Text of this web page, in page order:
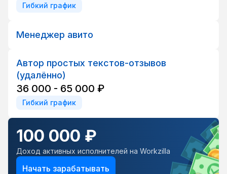
Гибкий график
Менеджер авито
Автор простых текстов-отзывов
(удалённо)
36 000 - 65 000 ₽
Гибкий график
100 000 ₽
Доход активных исполнителей на Workzilla
Начать зарабатывать